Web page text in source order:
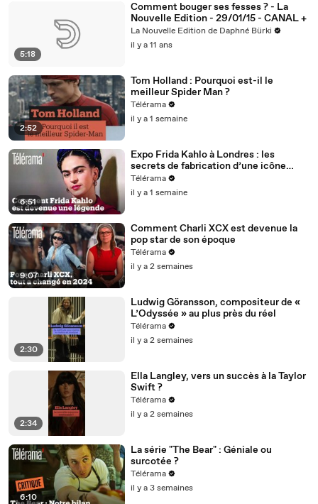
5:18
Comment bouger ses fesses ? - La
Nouvelle Edition - 29/01/15 - CANAL +
La Nouvelle Edition de Daphné Bürki
il y a 11 ans
2:52
Tom Holland : Pourquoi est-il le
meilleur Spider Man ?
Télérama
il y a 1 semaine
6:51
Expo Frida Kahlo à Londres : les
secrets de fabrication d’une icône
mondiale
Télérama
il y a 1 semaine
9:07
Comment Charli XCX est devenue la
pop star de son époque
Télérama
il y a 2 semaines
2:30
Ludwig Göransson, compositeur de «
L’Odyssée » au plus près du réel
Télérama
il y a 2 semaines
2:34
Ella Langley, vers un succès à la Taylor
Swift ?
Télérama
il y a 2 semaines
6:10
La série "The Bear" : Géniale ou
surcotée ?
Télérama
il y a 3 semaines